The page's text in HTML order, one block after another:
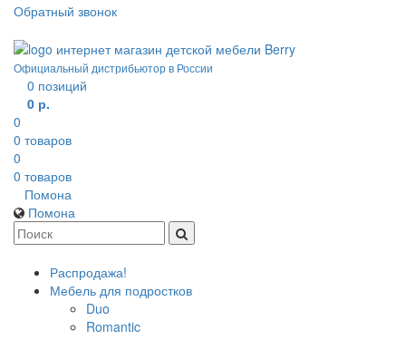
Обратный звонок
Официальный дистрибьютор в России
0 позиций
0 р.
0
0 товаров
0
0 товаров
Помона
Помона
Распродажа!
Мебель для подростков
Duo
Romantic